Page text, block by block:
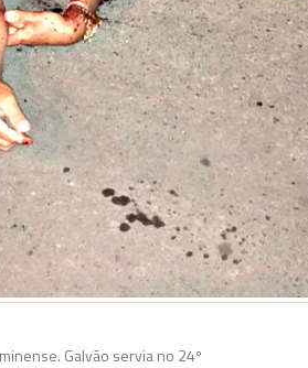
Galvão servia no 24º